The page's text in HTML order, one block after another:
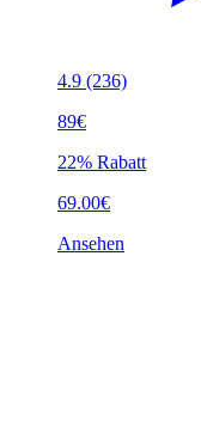
4.9 (236)
89€
22% Rabatt
69.00€
Ansehen